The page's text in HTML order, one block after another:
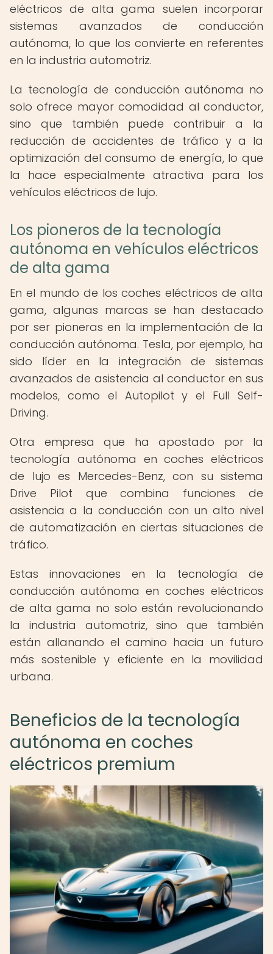
eléctricos de alta gama suelen incorporar
sistemas avanzados de conducción
autónoma, lo que los convierte en referentes
en la industria automotriz.
La tecnología de conducción autónoma no
solo ofrece mayor comodidad al conductor,
sino que también puede contribuir a la
reducción de accidentes de tráfico y a la
optimización del consumo de energía, lo que
la hace especialmente atractiva para los
vehículos eléctricos de lujo.
Los pioneros de la tecnología
autónoma en vehículos eléctricos
de alta gama
En el mundo de los coches eléctricos de alta
gama, algunas marcas se han destacado
por ser pioneras en la implementación de la
conducción autónoma. Tesla, por ejemplo, ha
sido líder en la integración de sistemas
avanzados de asistencia al conductor en sus
modelos, como el Autopilot y el Full Self-
Driving.
Otra empresa que ha apostado por la
tecnología autónoma en coches eléctricos
de lujo es Mercedes-Benz, con su sistema
Drive Pilot que combina funciones de
asistencia a la conducción con un alto nivel
de automatización en ciertas situaciones de
tráfico.
Estas innovaciones en la tecnología de
conducción autónoma en coches eléctricos
de alta gama no solo están revolucionando
la industria automotriz, sino que también
están allanando el camino hacia un futuro
más sostenible y eficiente en la movilidad
urbana.
Beneficios de la tecnología
autónoma en coches
eléctricos premium